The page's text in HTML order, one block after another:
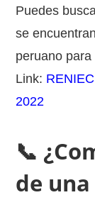
Puedes
se
peruano
Link:
2022
📞
de